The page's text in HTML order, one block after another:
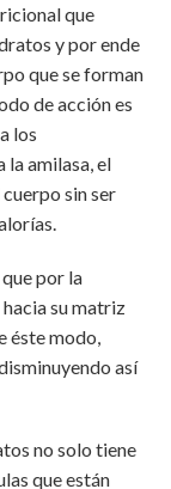
que
y por ende
que se forman
de acción es
los
la amilasa, el
sin ser
por la
su matriz
éste modo,
así
no solo tiene
que están